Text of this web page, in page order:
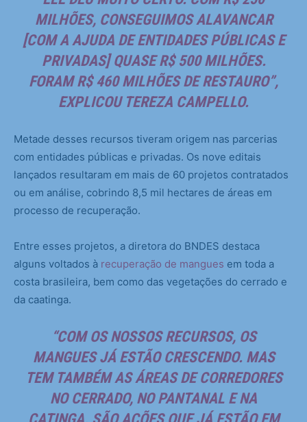
MILHÕES, CONSEGUIMOS ALAVANCAR
[COM A AJUDA DE ENTIDADES PÚBLICAS E
PRIVADAS] QUASE R$ 500 MILHÕES.
FORAM R$ 460 MILHÕES DE RESTAURO”,
EXPLICOU TEREZA CAMPELLO.
Metade desses recursos tiveram origem nas parcerias
com entidades públicas e privadas. Os nove editais
lançados resultaram em mais de 60 projetos contratados
ou em análise, cobrindo 8,5 mil hectares de áreas em
processo de recuperação.
Entre esses projetos, a diretora do BNDES destaca
alguns voltados à recuperação de mangues em toda a
costa brasileira, bem como das vegetações do cerrado e
da caatinga.
“COM OS NOSSOS RECURSOS, OS
MANGUES JÁ ESTÃO CRESCENDO. MAS
TEM TAMBÉM ASÁREAS DE CORREDORES
NO CERRADO, NO PANTANAL E NA